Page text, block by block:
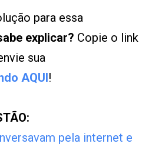
para essa
explicar? Copie o link
sua
AQUI!
pela internet e